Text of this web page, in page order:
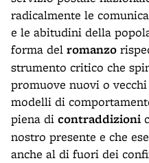
radicalmente le
e le abitudini della
forma del romanzo
strumento critico che
promuove nuovi o vecchi
modelli di
piena di contraddizioni
nostro presente e che
anche al di fuori dei